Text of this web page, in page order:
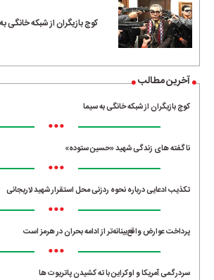
کوچ بازیگران از شبکه خانگی
آخرین مطالب
کوچ بازیگران از شبکه خانگی به سیما
•••
ناگفته های زندگی شهید «حسین ستوده»
•••
تکذیب ادعایی درباره نحوه ردزنی محل استقرار شهید لاریجانی
•••
پرداخت عوارض واقع‌بینانه‌تر از ادامه بحران در هرمز است
•••
سردرگمی آمریکا و اوکراین با ته کشیدن پاتریوت ها